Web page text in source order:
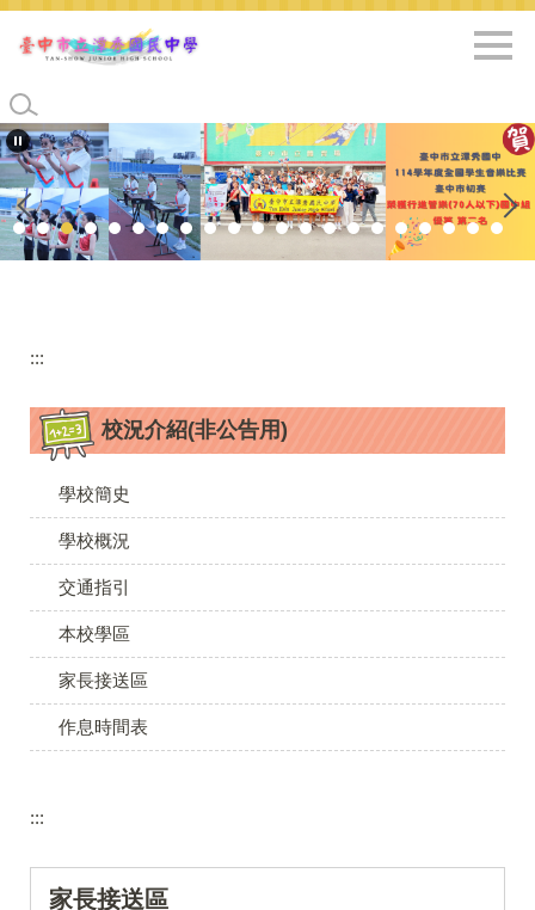
跳
到
要
內
容
區
:::
校況介紹(非公告用)
學校簡史
學校概況
交通指引
本校學區
家長接送區
作息時間表
:::
家長接送區